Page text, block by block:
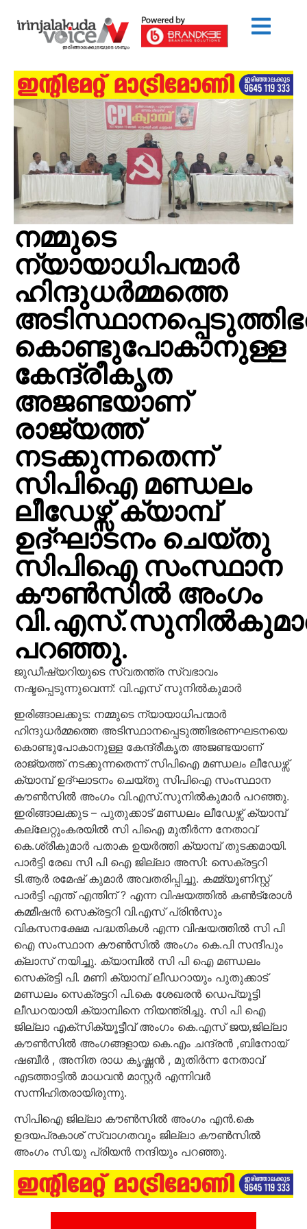
നമ്മുടെ
ന്യായാധിപന്മാർ
ഹിന്ദുധർമ്മത്തെ
കൊണ്ടുപോകാനുള്ള
കേന്ദ്രീകൃത
അജണ്ടയാണ്
രാജ്യത്ത്
നടക്കുന്നതെന്ന്
സിപിഐ മണ്ഡലം
ലീഡേഴ്സ് ക്യാമ്പ്
ഉദ്ഘാടനം ചെയ്തു
സിപിഐ സംസ്ഥാന
കൗൺസിൽ അംഗം
പറഞ്ഞു.
ജുഡീഷ്യറിയുടെ സ്വതന്ത്ര സ്വഭാവം
നഷ്ടപ്പെടുന്നുവെന്ന്: വി.എസ് സുനിൽകുമാർ
ഇരിങ്ങാലക്കുട: നമ്മുടെ ന്യായാധിപന്മാർ
ഹിന്ദുധർമ്മത്തെ അടിസ്ഥാനപ്പെടുത്തിഭരണഘടനയെ
കൊണ്ടുപോകാനുള്ള കേന്ദ്രീകൃത അജണ്ടയാണ്
രാജ്യത്ത് നടക്കുന്നതെന്ന് സിപിഐ മണ്ഡലം ലീഡേഴ്സ്
ക്യാമ്പ് ഉദ്ഘാടനം ചെയ്തു സിപിഐ സംസ്ഥാന
കൗൺസിൽ അംഗം വി.എസ്.സുനിൽകുമാർ പറഞ്ഞു.
ഇരിങ്ങാലക്കുട – പുതുക്കാട് മണ്ഡലം ലീഡേഴ്സ് ക്യാമ്പ്
കല്ലേറ്റുംകരയിൽ സി പിഐ മുതീർന്ന നേതാവ്
കെ.ശ്രീകുമാർ പതാക ഉയർത്തി ക്യാമ്പ് തുടക്കമായി.
പാർട്ടി രേഖ സി പി ഐ ജില്ലാ അസി: സെക്രട്ടറി
ടി.ആർ രമേഷ് കുമാർ അവതരിപ്പിച്ചു. കമ്മ്യൂണിസ്റ്റ്
പാർട്ടി എന്ത് എന്തിന് ? എന്ന വിഷയത്തിൽ കൺട്രോൾ
കമ്മീഷൻ സെക്രട്ടറി വി.എസ് പ്രിൻസും
വികസനക്ഷേമ പദ്ധതികൾ എന്ന വിഷയത്തിൽ സി പി
ഐ സംസ്ഥാന കൗൺസിൽ അംഗം കെ.പി സന്ദീപും
ക്ലാസ് നയിച്ചു. ക്യാമ്പിൽ സി പി ഐ മണ്ഡലം
സെക്രട്ടി പി. മണി ക്യാമ്പ് ലീഡറായും പുതുക്കാട്
മണ്ഡലം സെക്രട്ടറി പി.കെ ശേഖരൻ ഡെപ്യൂട്ടി
ലീഡറയായി ക്യാമ്പിനെ നിയന്ത്രിച്ചു. സി പി ഐ
ജില്ലാ എക്സിക്യൂട്ടീവ് അംഗം കെ.എസ് ജയ,ജില്ലാ
കൗൺസിൽ അംഗങ്ങളായ കെ.എം ചന്ദ്രൻ ,ബിനോയ്
ഷബീർ , അനിത രാധ കൃഷ്ണൻ , മുതിർന്ന നേതാവ്
എടത്താട്ടിൽ മാധവൻ മാസ്റ്റർ എന്നിവർ
സന്നിഹിതരായിരുന്നു.
സിപിഐ ജില്ലാ കൗൺസിൽ അംഗം എൻ.കെ
ഉദയപ്രകാശ് സ്വാഗതവും ജില്ലാ കൗൺസിൽ
അംഗം സി.യു പ്രിയൻ നന്ദിയും പറഞ്ഞു.